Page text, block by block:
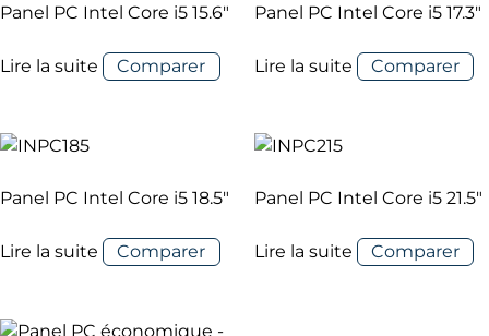
Panel PC Intel Core i5 15.6″
Lire la suite Comparer
Panel PC Intel Core i5 17.3″
Lire la suite Comparer
Panel PC Intel Core i5 18.5″
Lire la suite Comparer
Panel PC Intel Core i5 21.5″
Lire la suite Comparer